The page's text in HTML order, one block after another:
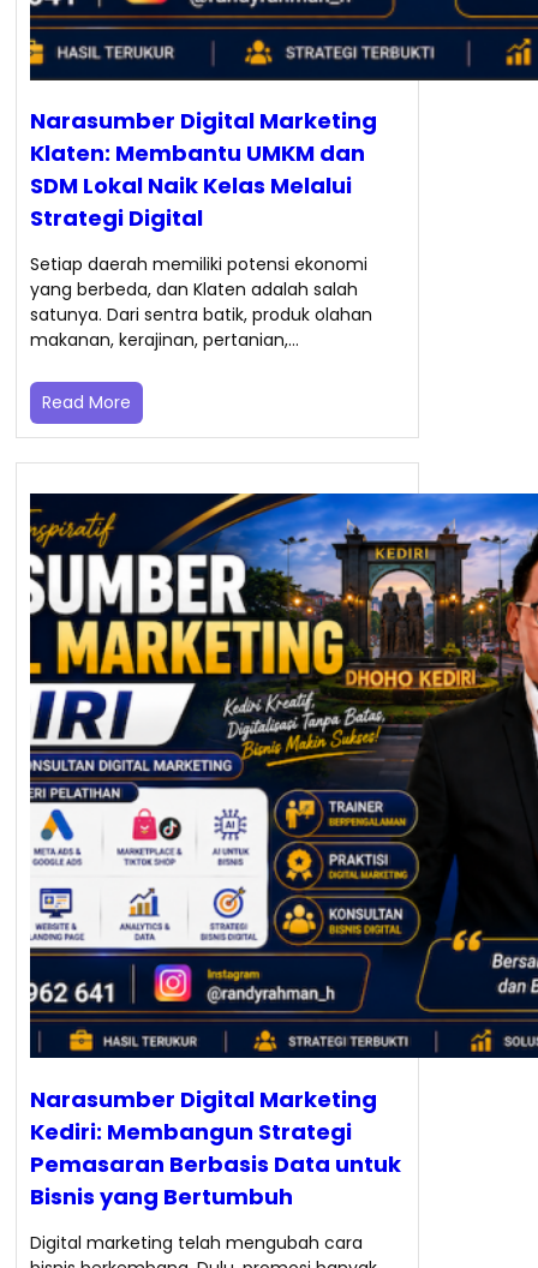
Narasumber Digital Marketing
Klaten: Membantu UMKM dan
SDM Lokal Naik Kelas Melalui
Strategi Digital
Setiap daerah memiliki potensi ekonomi
yang berbeda, dan Klaten adalah salah
satunya. Dari sentra batik, produk olahan
makanan, kerajinan, pertanian,…
Read More
Narasumber Digital Marketing
Kediri: Membangun Strategi
Pemasaran Berbasis Data untuk
Bisnis yang Bertumbuh
Digital marketing telah mengubah cara